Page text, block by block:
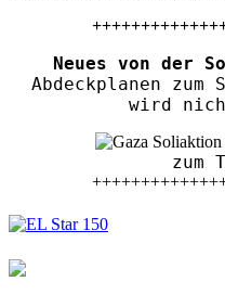
Neues von der
Abdeckplanen zum
wird
zum